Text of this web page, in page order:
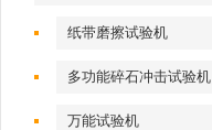
纸带磨擦试验机
多功能碎石冲击试验机
万能试验机